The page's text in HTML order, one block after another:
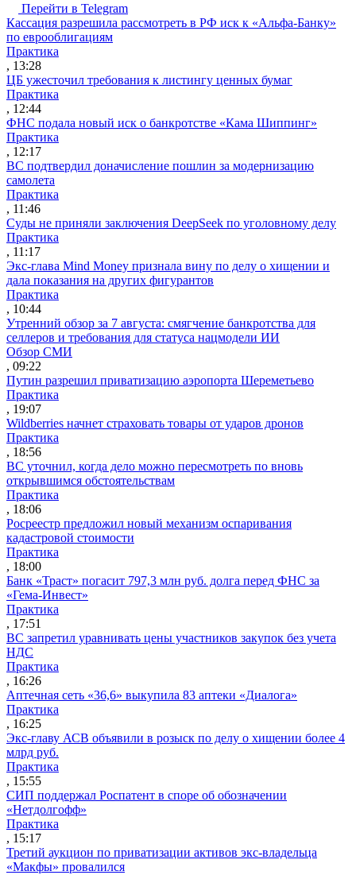
Перейти в Telegram
Кассация разрешила рассмотреть в РФ иск к «Альфа-Банку»
по еврооблигациям
Практика
, 13:28
ЦБ ужесточил требования к листингу ценных бумаг
Практика
, 12:44
ФНС подала новый иск о банкротстве «Кама Шиппинг»
Практика
, 12:17
ВС подтвердил доначисление пошлин за модернизацию
самолета
Практика
, 11:46
Суды не приняли заключения DeepSeek по уголовному делу
Практика
, 11:17
Экс-глава Mind Money признала вину по делу о хищении и
дала показания на других фигурантов
Практика
, 10:44
Утренний обзор за 7 августа: смягчение банкротства для
селлеров и требования для статуса нацмодели ИИ
Обзор СМИ
, 09:22
Путин разрешил приватизацию аэропорта Шереметьево
Практика
, 19:07
Wildberries начнет страховать товары от ударов дронов
Практика
, 18:56
ВС уточнил, когда дело можно пересмотреть по вновь
открывшимся обстоятельствам
Практика
, 18:06
Росреестр предложил новый механизм оспаривания
кадастровой стоимости
Практика
, 18:00
Банк «Траст» погасит 797,3 млн руб. долга перед ФНС за
«Гема-Инвест»
Практика
, 17:51
ВС запретил уравнивать цены участников закупок без учета
НДС
Практика
, 16:26
Аптечная сеть «36,6» выкупила 83 аптеки «Диалога»
Практика
, 16:25
Экс-главу АСВ объявили в розыск по делу о хищении более 4
млрд руб.
Практика
, 15:55
СИП поддержал Роспатент в споре об обозначении
«Нетдолгофф»
Практика
, 15:17
Третий аукцион по приватизации активов экс-владельца
«Макфы» провалился